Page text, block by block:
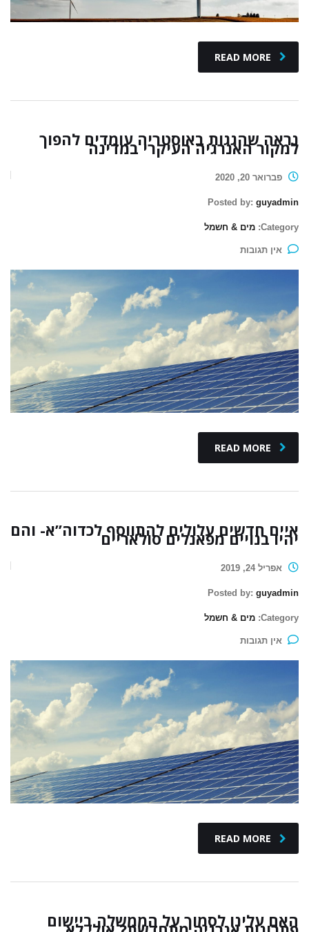
READ MORE
נראה שהגגות באוסטריה עומדים להפוך
למקור האנרגיה העיקרי במדינה
פברואר 20, 2020
Posted by: guyadmin
Category: מים & חשמל
אין תגובות
READ MORE
איים חדשים עלולים להתווסף לכדוה”א- והם
יהיו בנויים מפאנלים סולאריים
אפריל 24, 2019
Posted by: guyadmin
Category: מים & חשמל
אין תגובות
READ MORE
האם עלינו לסמוך על הממשלה ביישום